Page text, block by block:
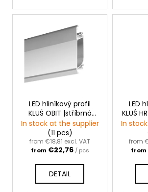
LED hliníkový profil
KLUŚ OBIT |stříbrná
anoda
In stock at the supplier
(11 pcs)
from €18,81 excl. VAT
from €22,76 / pcs
DETAIL
LED
KLUŚ
In
from
from